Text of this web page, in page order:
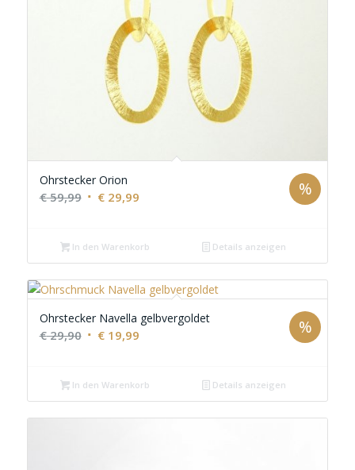
Ohrstecker Orion
€59,99 Ursprünglicher
€ 59,99
€29,99Aktueller
€ 29,99.
%
In den Warenkorb Details anzeigen
Ohrstecker Navella gelbvergoldet
€29,90 Ursprünglicher
€ 29,90
€19,99Aktueller
€ 19,99.
%
In den Warenkorb Details anzeigen